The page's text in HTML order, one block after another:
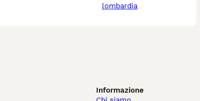
lombardia
Informazione